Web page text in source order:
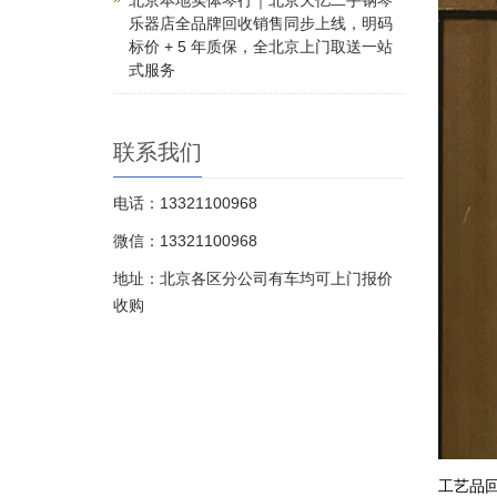
工艺品
乐器店全品牌回收销售同步上线，明码
标价 + 5 年质保，全北京上门取送一站
式服务
联系我们
电话：13321100968
微信：13321100968
地址：北京各区分公司有车均可上门报价
收购